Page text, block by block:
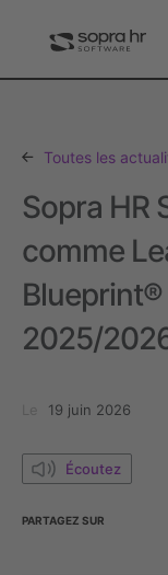
Toutes les
Sopra HR
comme
Blueprint®
2025/
19 juin 2026
Écoutez
PARTAGEZ SUR